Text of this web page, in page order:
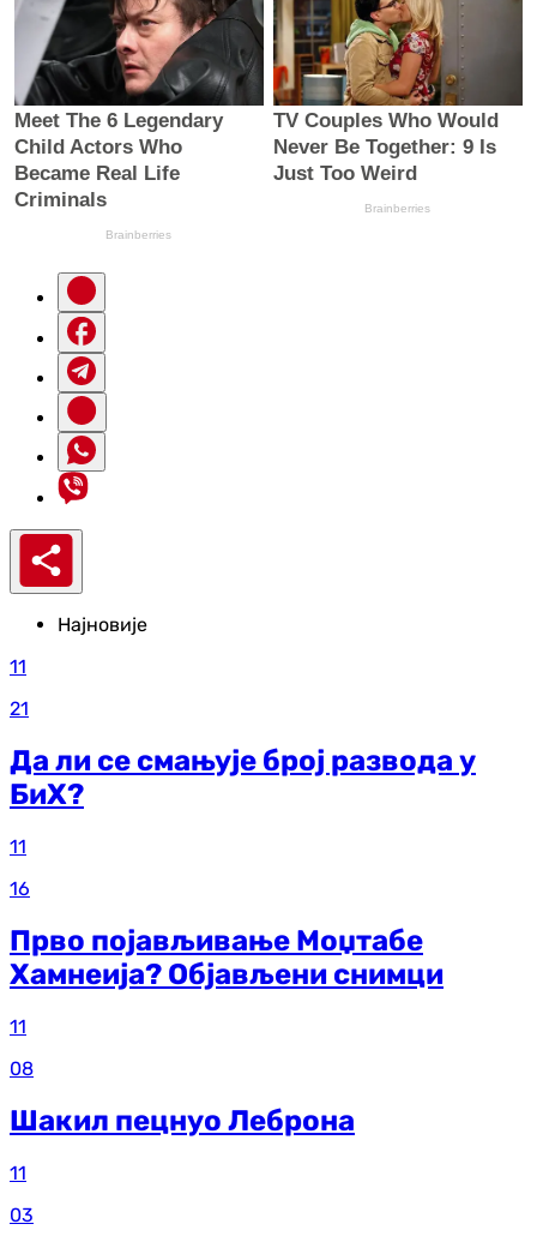
Најновије
11
21
Да ли се смањује број развода у
БиХ?
11
16
Прво појављивање Моџтабе
Хамнеија? Објављени снимци
11
08
Шакил пецнуо Леброна
11
03